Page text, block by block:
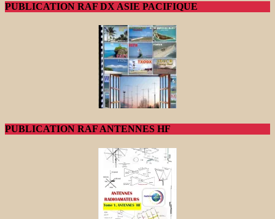
PUBLICATION RAF DX ASIE PACIFIQUE
PUBLICATION RAF ANTENNES HF